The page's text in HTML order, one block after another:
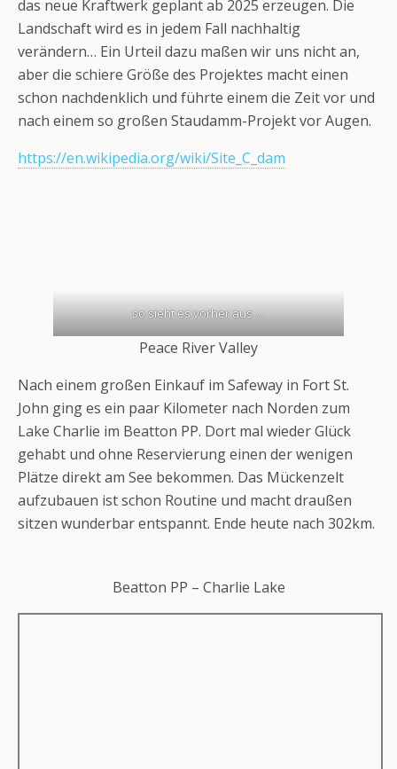
das neue Kraftwerk geplant ab 2025 erzeugen. Die
Landschaft wird es in jedem Fall nachhaltig
verändern… Ein Urteil dazu maßen wir uns nicht an,
aber die schiere Größe des Projektes macht einen
schon nachdenklich und führte einem die Zeit vor und
nach einem so großen Staudamm-Projekt vor Augen.
https://en.wikipedia.org/wiki/Site_C_dam
so sieht es vorher aus …
Peace River Valley
Nach einem großen Einkauf im Safeway in Fort St.
John ging es ein paar Kilometer nach Norden zum
Lake Charlie im Beatton PP. Dort mal wieder Glück
gehabt und ohne Reservierung einen der wenigen
Plätze direkt am See bekommen. Das Mückenzelt
aufzubauen ist schon Routine und macht draußen
sitzen wunderbar entspannt. Ende heute nach 302km.
Beatton PP – Charlie Lake